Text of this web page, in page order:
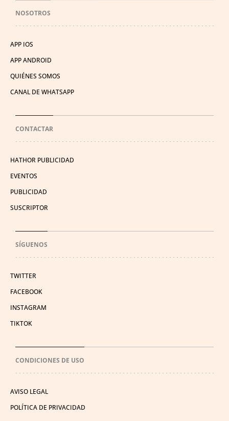
NOSOTROS
APP IOS
APP ANDROID
QUIÉNES SOMOS
CANAL DE WHATSAPP
CONTACTAR
HATHOR PUBLICIDAD
EVENTOS
PUBLICIDAD
SUSCRIPTOR
SÍGUENOS
TWITTER
FACEBOOK
INSTAGRAM
TIKTOK
CONDICIONES DE USO
AVISO LEGAL
POLÍTICA DE PRIVACIDAD